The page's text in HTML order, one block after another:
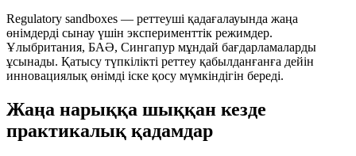
Regulatory sandboxes — реттеуші қадағалауында жаңа
өнімдерді сынау үшін эксперименттік режимдер.
Ұлыбритания, БАӘ, Сингапур мұндай бағдарламаларды
ұсынады. Қатысу түпкілікті реттеу қабылданғанға дейін
инновациялық өнімді іске қосу мүмкіндігін береді.
Жаңа нарыққа шыққан кезде
практикалық қадамдар